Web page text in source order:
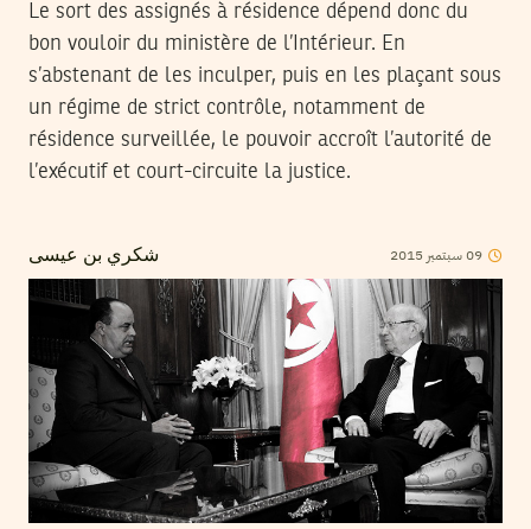
Le sort des assignés à résidence dépend donc du
bon vouloir du ministère de l’Intérieur. En
s’abstenant de les inculper, puis en les plaçant sous
un régime de strict contrôle, notamment de
résidence surveillée, le pouvoir accroît l’autorité de
l’exécutif et court-circuite la justice.
شكري بن عيسى 09سبتمبر 2015